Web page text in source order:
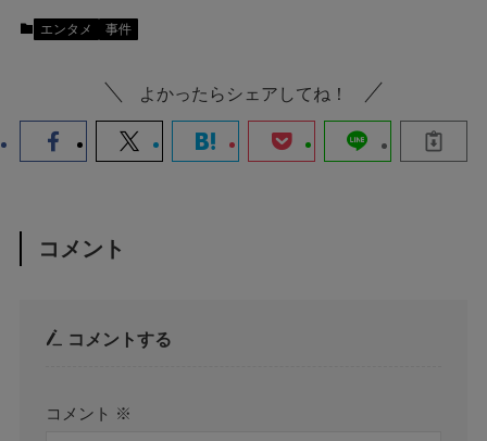
エンタメ 事件
よかったらシェアしてね！
コメント
コメントする
コメント ※